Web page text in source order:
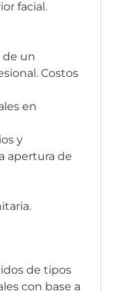
facial.
de un
Costos
en
y
apertura de
de tipos
con base a